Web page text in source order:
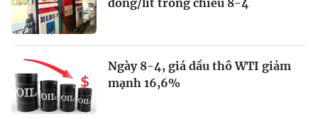
Ngày 8-4, giá dầu thô WTI giảm
mạnh 16,6%